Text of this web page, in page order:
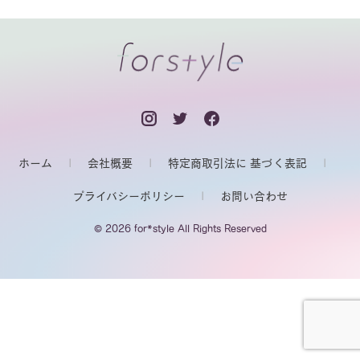
ホーム 会社概要 特定商取引法に 基づく表記
プライバシーポリシー お問い合わせ
© 2026 for*style All Rights Reserved